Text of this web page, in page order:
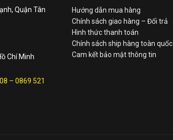
Quận Tân
Chí Minh
– 0869 521
Hướng dẫn mua hàng
Chính sách giao hàng – Đổi trả
Hình thức thanh toán
Chính sách ship hàng toàn quốc
Cam kết bảo mật thông tin